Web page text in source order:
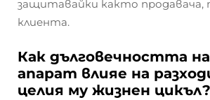
защитавайки както продавача,
клиента.
Как дълговечността
апарат влияе на
целия му жизнен цикъл?